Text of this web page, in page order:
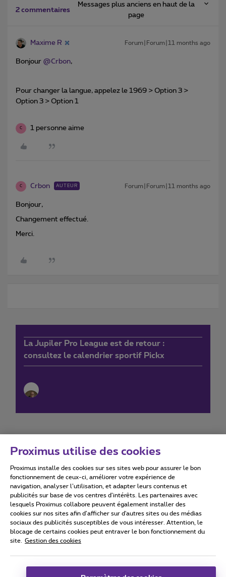
2 commentaires
Messages plus anciens en haut de la
page
Maxime R Forum|Forum|11 months ago
Bonjour ​ @Crbon,
Pour changer la langue, appelez le 1969 > Option 3 >
Option 3 > Option 1
C 1 personne aime
C Crbon AUTEUR Forum|Forum|11 months ago
Bonjour,
Changement effectué.
Merci.
La Jupiler Pro League est de retour :
consultez le calendrier sportif Pickx
Conditions d'utilisation Accessibility statement
Tous droits réservés. © 2026
Conditions générales, info consommateur
Coordonnées de l’entreprise
Proximus utilise des cookies
Proximus installe des cookies sur ses sites web pour assurer le bon
fonctionnement de ceux-ci, améliorer votre expérience de
navigation, analyser l’utilisation, et adapter leurs contenus et
publicités sur base de vos centres d’intérêts. Les partenaires avec
lesquels Proximus collabore peuvent également installer des
cookies sur nos sites afin d’afficher sur d'autres sites ou des médias
sociaux des publicités susceptibles de vous intéresser. Attention, le
blocage de certains cookies peut entraver le bon fonctionnement du
site.
Gestion des cookies